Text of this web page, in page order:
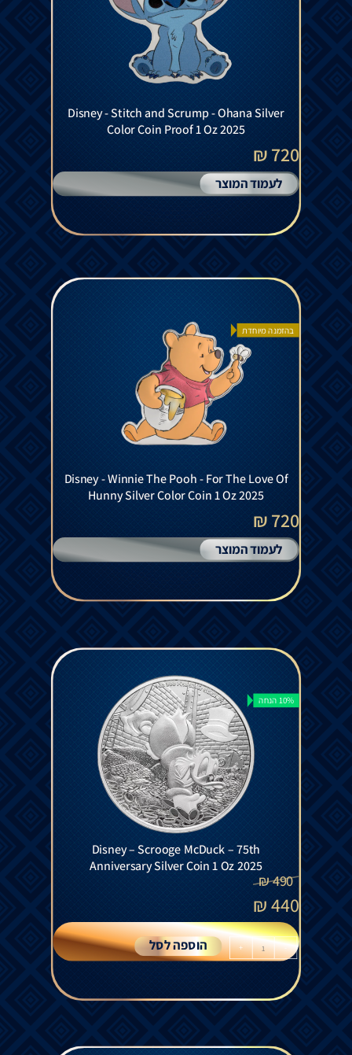
Disney - Stitch and Scrump - Ohana Silver
Color Coin Proof 1 Oz 2025
720 ₪
לעמוד המוצר
בהזמנה מיוחדת
Disney - Winnie The Pooh - For The Love Of
Hunny Silver Color Coin 1 Oz 2025
720 ₪
לעמוד המוצר
10% הנחה
Disney – Scrooge McDuck – 75th
Anniversary Silver Coin 1 Oz 2025
490
₪
440
₪
-
+ הוספה לסל